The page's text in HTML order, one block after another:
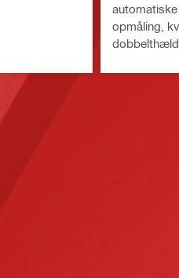
opmåling,